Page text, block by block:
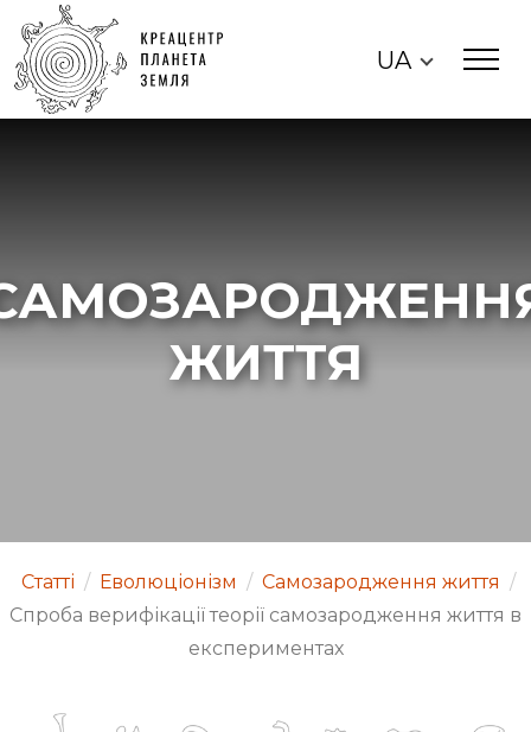
UA
ЖИТТЯ
Статті / Еволюціонізм / Самозародження життя /
Спроба верифікації теорії самозародження життя в
експериментах